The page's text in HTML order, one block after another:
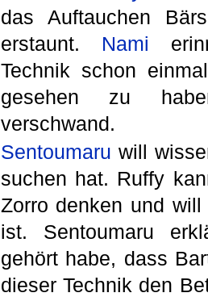
das Auftauchen
erstaunt. Nami
Technik schon
gesehen zu
verschwand.
Sentoumaru will
suchen hat. Ruffy
Zorro denken und
ist. Sentoumaru
gehört habe, dass
dieser Technik den